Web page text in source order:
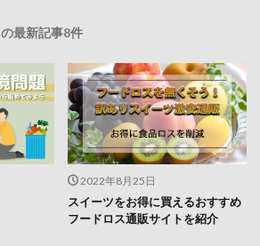
の最新記事8件
2022年8月25日
スイーツをお得に買えるおすすめ
フードロス通販サイトを紹介